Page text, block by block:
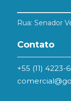
Rua: Senador
Contato
+55 (11) 4223-